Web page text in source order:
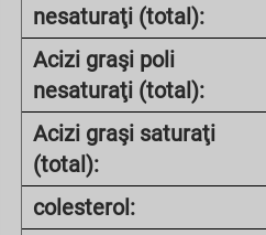
nesaturaţi (total):
Acizi graşi poli
nesaturaţi (total):
Acizi graşi saturaţi
(total):
colesterol: